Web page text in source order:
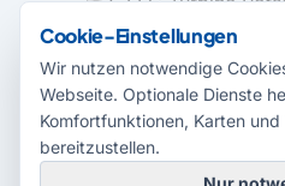
Cookie-Einstellungen
Wir nutzen notwendige
Webseite. Optionale Dienste
Komfortfunktionen, Karten
bereitzustellen.